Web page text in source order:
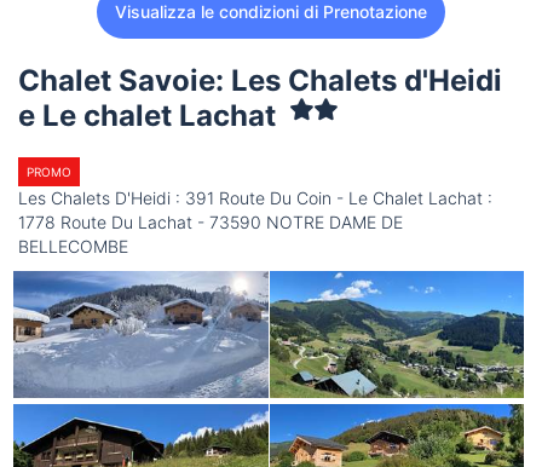
Visualizza le condizioni di Prenotazione
Chalet Savoie: Les Chalets d'Heidi
e Le chalet Lachat
PROMO
Les Chalets D'Heidi : 391 Route Du Coin - Le Chalet Lachat :
1778 Route Du Lachat - 73590 NOTRE DAME DE
BELLECOMBE